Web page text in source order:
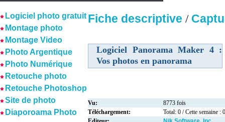
Logiciel photo gratuit
Montage photo
Montage Video
Photo Argentique
Photo Numérique
Retouche photo
Retouche Photoshop
Site de photo
Diaporoama Photo
Fiche descriptive /
Logiciel Panorama Maker 4 :
Vos photos en panorama
Vu:
8773 fois
Téléchargement:
Total: 0 / Cette semaine : 0